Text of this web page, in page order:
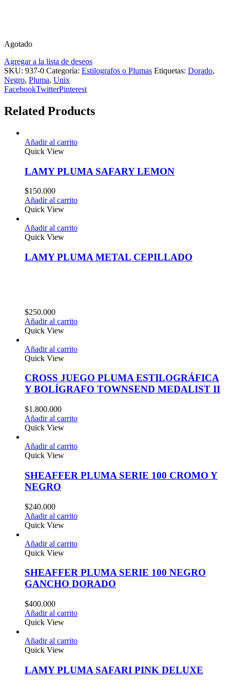
Agotado
Agregar a la lista de deseos
SKU: 937-0 Categoría: Estilografos o Plumas Etiquetas: Dorado,
Negro, Pluma, Unix
FacebookTwitterPinterest
Related Products
Añadir al carrito
Quick View
LAMY PLUMA SAFARY LEMON
$150.000
Añadir al carrito
Quick View
Añadir al carrito
Quick View
LAMY PLUMA METAL CEPILLADO
$250.000
Añadir al carrito
Quick View
Añadir al carrito
Quick View
CROSS JUEGO PLUMA ESTILOGRÁFICA
Y BOLÍGRAFO TOWNSEND MEDALIST II
$1.800.000
Añadir al carrito
Quick View
Añadir al carrito
Quick View
SHEAFFER PLUMA SERIE 100 CROMO Y
NEGRO
$240.000
Añadir al carrito
Quick View
Añadir al carrito
Quick View
SHEAFFER PLUMA SERIE 100 NEGRO
GANCHO DORADO
$400.000
Añadir al carrito
Quick View
Añadir al carrito
Quick View
LAMY PLUMA SAFARI PINK DELUXE